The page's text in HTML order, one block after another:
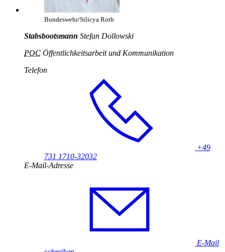
Bundeswehr/Silicya Roth
Stabsbootsmann Stefan Dollowski
POC Öffentlichkeitsarbeit und Kommunikation
Telefon
+49
731 1710-32032
E-Mail-Adresse
E-Mail